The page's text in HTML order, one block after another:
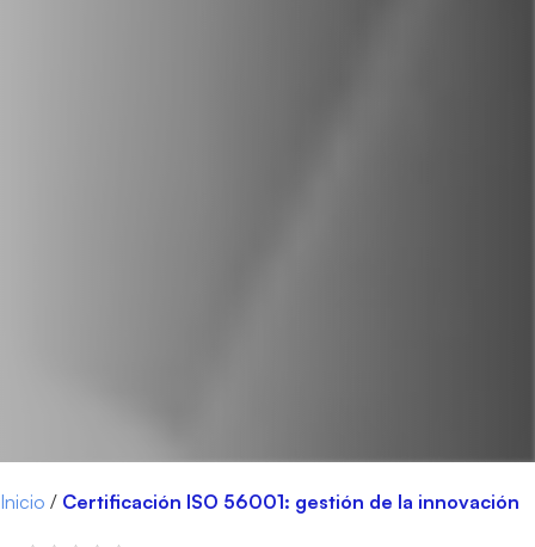
Inicio / Certificación ISO 56001: gestión de la innovación